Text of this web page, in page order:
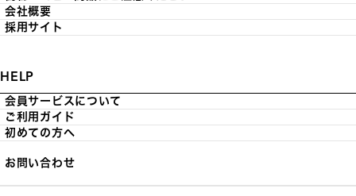
会社概要
採用サイト
HELP
会員サービスについて
ご利用ガイド
初めての方へ
お問い合わせ